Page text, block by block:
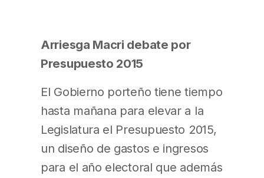
Arriesga Macri debate por
Presupuesto 2015
El Gobierno porteño tiene tiempo
hasta mañana para elevar a la
Legislatura el Presupuesto 2015,
un diseño de gastos e ingresos
para el año electoral que además